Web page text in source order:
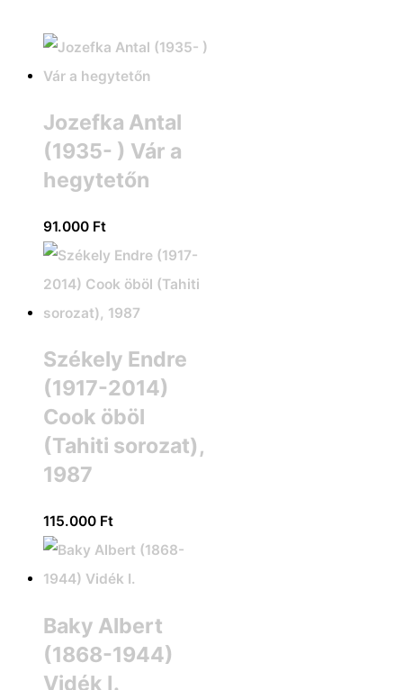
Jozefka Antal
(1935- ) Vár a
hegytetőn
91.000 Ft
Székely Endre
(1917-2014)
Cook öböl
(Tahiti sorozat),
1987
115.000 Ft
Baky Albert
(1868-1944)
Vidék I.